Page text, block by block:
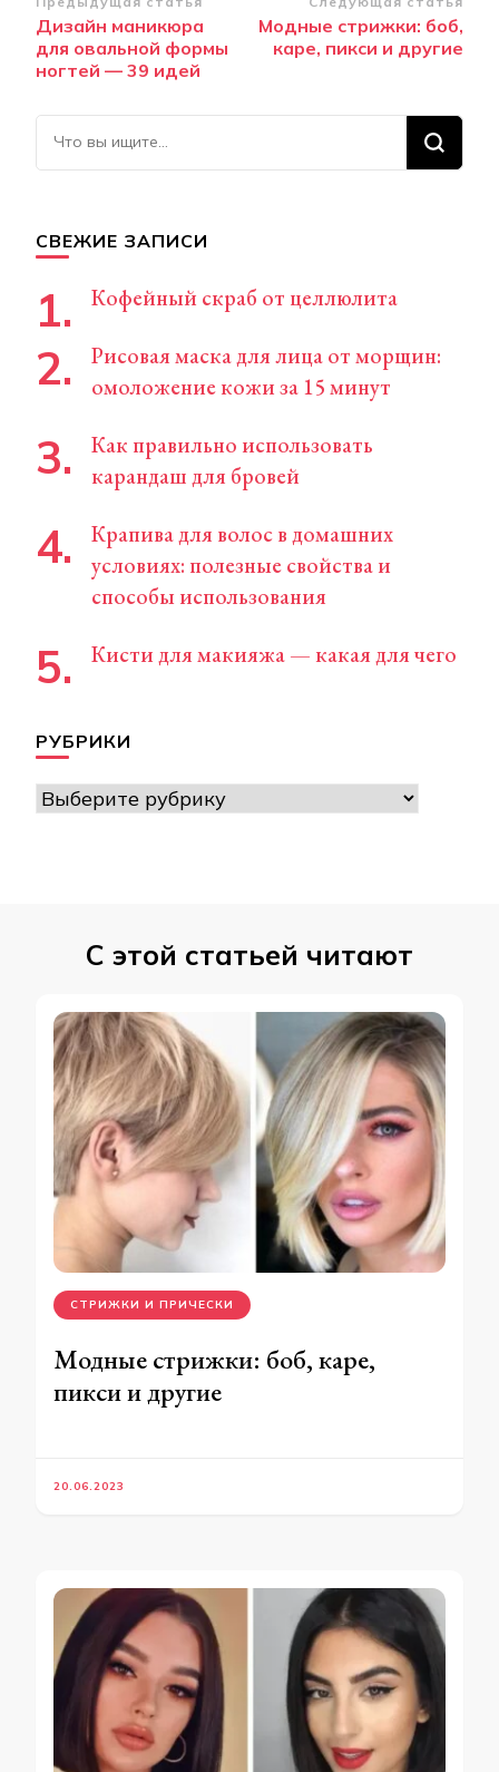
Навигация
по
записям
Дизайн маникюра
для овальной формы
ногтей — 39 идей
Модные стрижки: боб,
каре, пикси и другие
Ищите
что-
СВЕЖИЕ ЗАПИСИ
Кофейный скраб от целлюлита
Рисовая маска для лица от морщин:
омоложение кожи за 15 минут
Как правильно использовать
карандаш для бровей
Крапива для волос в домашних
условиях: полезные свойства и
способы использования
Кисти для макияжа — какая для чего
РУБРИКИ
Рубрики
С этой статьей читают
СТРИЖКИ И ПРИЧЕСКИ
Модные стрижки: боб, каре,
пикси и другие
20.06.2023